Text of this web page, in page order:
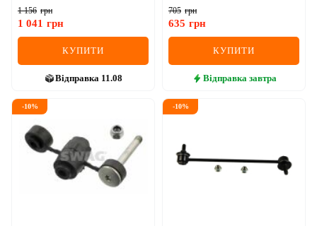
C30/V50 03-
1 156 грн
1 041 грн
КУПИТИ
Відправка 11.08
Octavia/SuperB/VW
Caddy/Passat/Tiguan/Touran
705 грн
635 грн
КУПИТИ
Відправка завтра
-10% -10%